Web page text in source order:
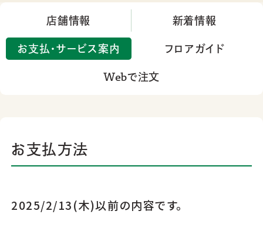
店舗一覧
店舗のご案内
店舗情報 新着情報
お支払・サービス案内 フロアガイド
Webで注文
お支払方法
2025/2/13(木)以前の内容です。